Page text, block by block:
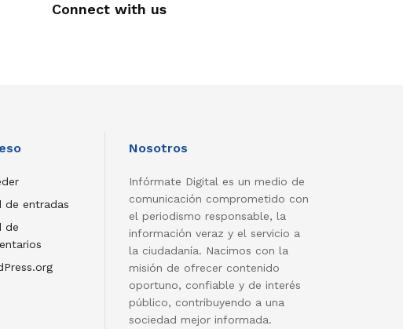
Connect with us
de entradas
de
Nosotros
Infórmate Digital es un medio de
comunicación comprometido con
el periodismo responsable, la
información veraz y el servicio a
la ciudadanía. Nacimos con la
misión de ofrecer contenido
oportuno, confiable y de interés
público, contribuyendo a una
sociedad mejor informada.